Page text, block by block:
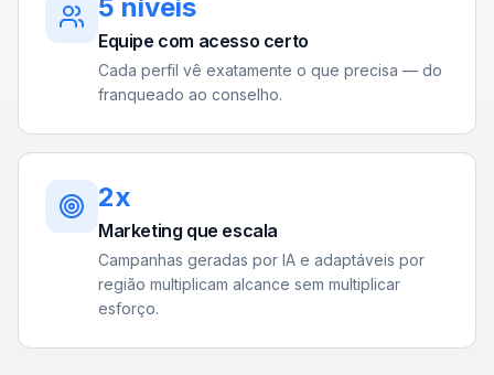
5 níveis
Equipe com acesso certo
Cada perfil vê exatamente o que precisa — do
franqueado ao conselho.
2x
Marketing que escala
Campanhas geradas por IA e adaptáveis por
região multiplicam alcance sem multiplicar
esforço.